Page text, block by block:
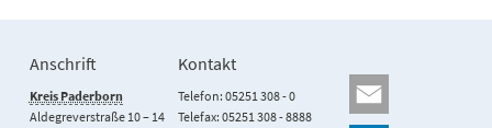
Anschrift
Kreis Paderborn
Aldegreverstraße 10 – 14
Kontakt
Telefon: 05251 308 - 0
Telefax: 05251 308 - 8888